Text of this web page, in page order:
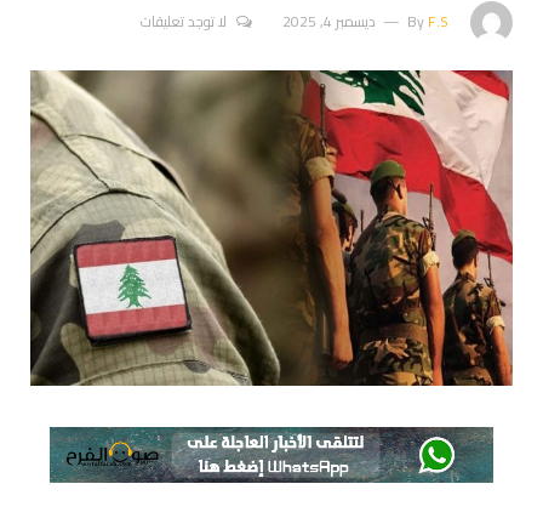
ByF.S ديسمبر 4, 2025 لا توجد تعليقات